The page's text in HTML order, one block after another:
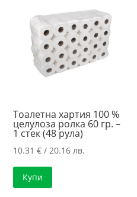
Тоалетна хартия 100 %
целулоза ролка 60 гр. –
1 стек (48 рула)
10.31€ / 20.16 лв.
Купи